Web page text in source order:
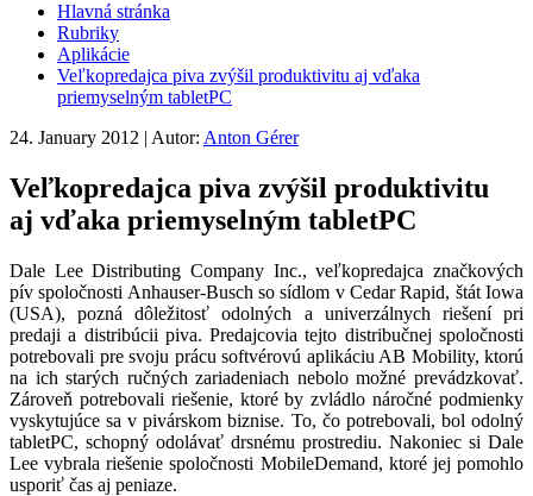
Hlavná stránka
Rubriky
Aplikácie
Veľkopredajca piva zvýšil produktivitu aj vďaka
priemyselným tabletPC
24. January 2012 | Autor: Anton Gérer
Veľkopredajca piva zvýšil produktivitu
aj vďaka priemyselným tabletPC
Dale Lee Distributing Company Inc., veľkopredajca značkových
pív spoločnosti Anhauser-Busch so sídlom v Cedar Rapid, štát Iowa
(USA), pozná dôležitosť odolných a univerzálnych riešení pri
predaji a distribúcii piva. Predajcovia tejto distribučnej spoločnosti
potrebovali pre svoju prácu softvérovú aplikáciu AB Mobility, ktorú
na ich starých ručných zariadeniach nebolo možné prevádzkovať.
Zároveň potrebovali riešenie, ktoré by zvládlo náročné podmienky
vyskytujúce sa v pivárskom biznise. To, čo potrebovali, bol odolný
tabletPC, schopný odolávať drsnému prostrediu. Nakoniec si Dale
Lee vybrala riešenie spoločnosti MobileDemand, ktoré jej pomohlo
usporiť čas aj peniaze.